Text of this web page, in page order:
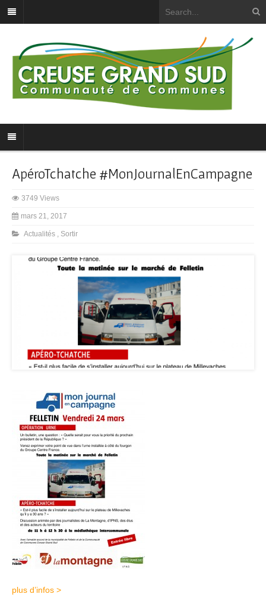
ApéroTchatche #MonJournalEnCampagne
3749 Views
mars 21, 2017
Actualités , Sortir
plus d’infos >